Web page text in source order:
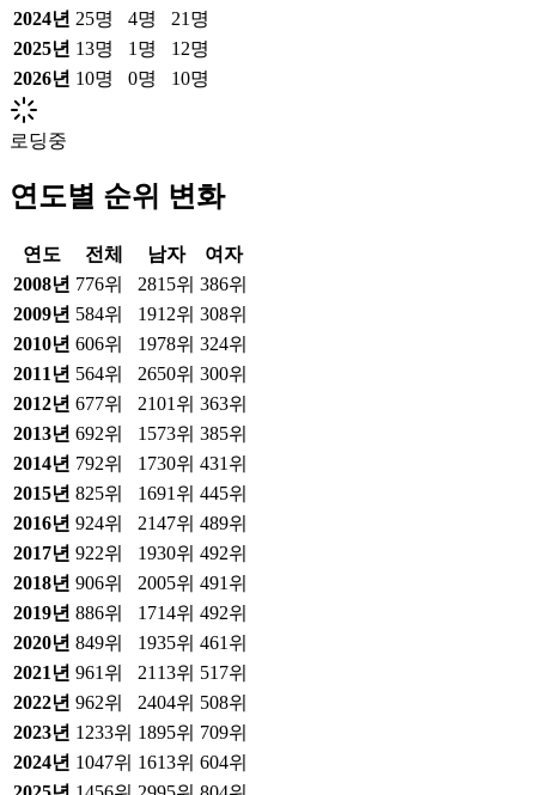
2024년 25명 4명 21 명
2025년 13명 1 명 12명
2026년 10명 0명 10명
로딩중
연도별 순위 변화
연도 전체 남자
여자
2008년 776위 2815위 386위
2009년 584위 1912위 308위
2010년 606위 1978위 324위
2011 년 564위 2650위 300위
2012년 677위 2101위 363위
2013년 692위 1573위 385위
2014년 792위 1730위 431위
2015년 825위 1691위 445위
2016년 924위 2147위 489위
2017년 922위 1930위 492위
2018년 906위 2005위 491위
2019년 886위 1714위 492위
2020년 849위 1935위 461위
2021 년 961위 2113위 517위
2022년 962위 2404위 508위
2023년 1233위 1895위 709위
2024년 1047위 1613위 604위